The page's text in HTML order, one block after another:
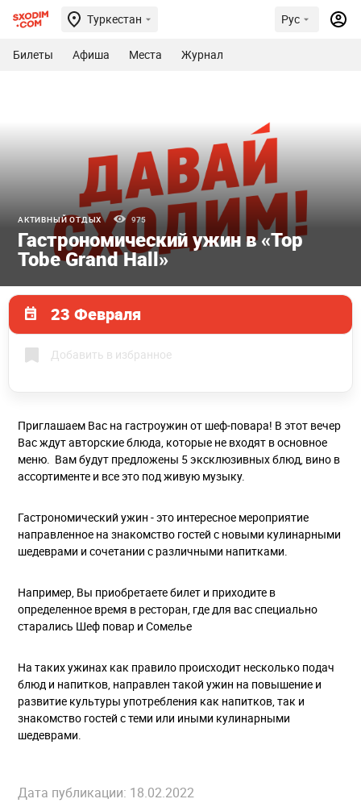
Туркестан Рус
Билеты Афиша Места Журнал
АКТИВНЫЙ ОТДЫХ 975
Гастрономический ужин в «Top
Tobe Grand Hall»
23 Февраля
Добавить в избранное
Приглашаем Вас на гастроужин от шеф-повара! В этот вечер
Вас ждут авторские блюда, которые не входят в основное
меню. Вам будут предложены 5 эксклюзивных блюд, вино в
ассортименте и все это под живую музыку.
Гастрономический ужин - это интересное мероприятие
направленное на знакомство гостей с новыми кулинарными
шедеврами и сочетании с различными напитками.
Например, Вы приобретаете билет и приходите в
определенное время в ресторан, где для вас специально
старались Шеф повар и Сомелье
На таких ужинах как правило происходит несколько подач
блюд и напитков, направлен такой ужин на повышение и
развитие культуры употребления как напитков, так и
знакомство гостей с теми или иными кулинарными
шедеврами.
Дата публикации: 18.02.2022